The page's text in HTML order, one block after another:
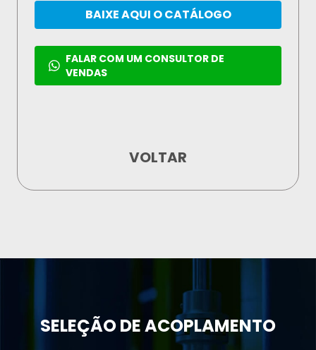
BAIXE AQUI O CATÁLOGO
FALAR COM UM CONSULTOR DE
VENDAS
VOLTAR
SELEÇÃO DEACOPLAMENTO